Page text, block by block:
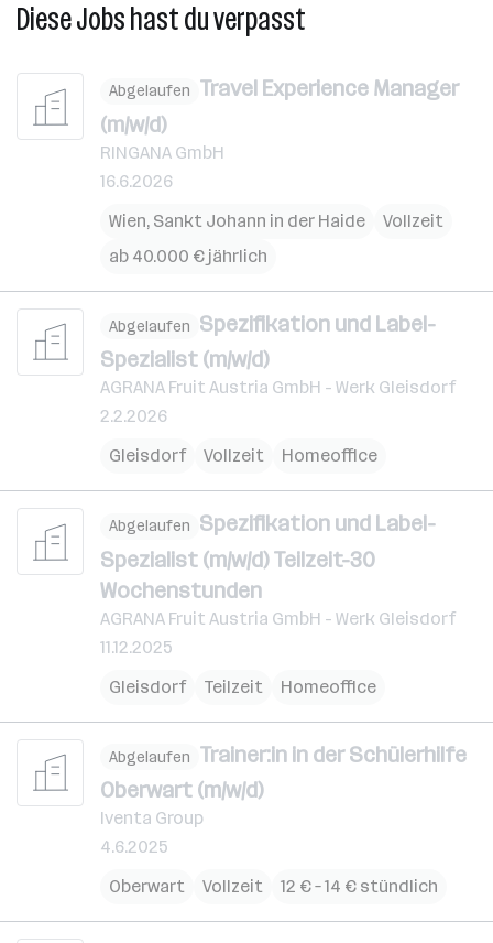
Diese Jobs hast du verpasst
Abgelaufen Travel Experience Manager
(m/w/d)
RINGANA GmbH
16.6.2026
Wien, Sankt Johann in der Haide
Vollzeit
ab 40.000 € jährlich
Abgelaufen Spezifikation und Label-
Spezialist (m/w/d)
AGRANA Fruit Austria GmbH - Werk Gleisdorf
2.2.2026
Gleisdorf
Vollzeit Homeoffice
Abgelaufen Spezifikation und Label-
Spezialist (m/w/d) Teilzeit-30
Wochenstunden
AGRANA Fruit Austria GmbH - Werk Gleisdorf
11.12.2025
Gleisdorf
Teilzeit Homeoffice
Abgelaufen Trainer:in in der Schülerhilfe
Oberwart (m/w/d)
Iventa Group
4.6.2025
Oberwart
Vollzeit 12 € – 14 € stündlich